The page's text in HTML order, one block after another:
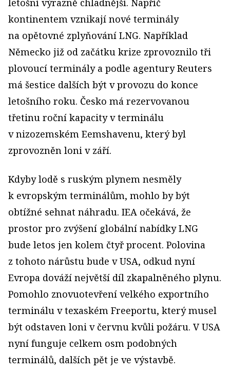
kontinentem vznikají nové terminály
na opětovné zplyňování LNG. Například
Německo již od začátku krize zprovoznilo tři
plovoucí terminály a podle agentury Reuters
má šestice dalších být v provozu do konce
letošního roku. Česko má rezervovanou
třetinu roční kapacity v terminálu
v nizozemském Eemshavenu, který byl
zprovozněn loni v září.
Kdyby lodě s ruským plynem nesměly
k evropským terminálům, mohlo by být
obtížné sehnat náhradu. IEA očekává, že
prostor pro zvýšení globální nabídky LNG
bude letos jen kolem čtyř procent. Polovina
z tohoto nárůstu bude v USA, odkud nyní
Evropa dováží největší díl zkapalněného plynu.
Pomohlo znovuotevření velkého exportního
terminálu v texaském Freeportu, který musel
být odstaven loni v červnu kvůli požáru. V USA
nyní funguje celkem osm podobných
terminálů, dalších pět je ve výstavbě.